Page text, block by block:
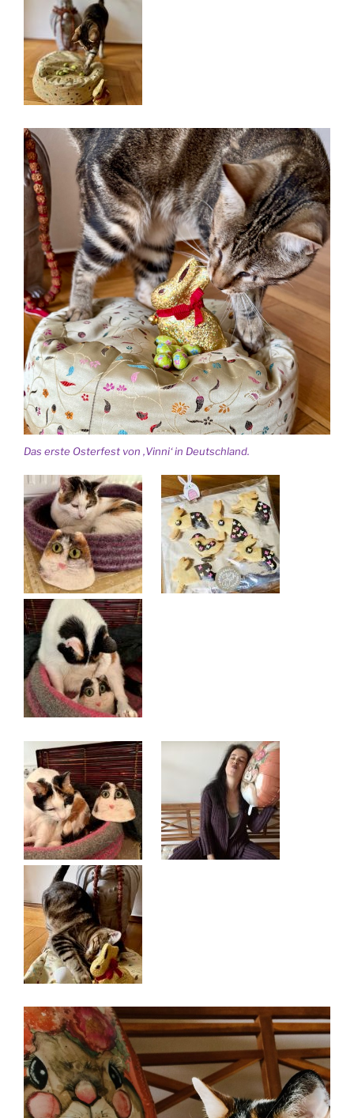
Das erste Osterfest von ‚Vinni‘ in Deutschland.